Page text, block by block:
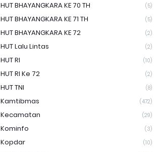
HUT BHAYANGKARA KE 70 TH (5)
HUT BHAYANGKARA KE 71 TH (5)
HUT BHAYANGKARA KE 72 (2)
HUT Lalu Lintas (2)
HUT RI (10)
HUT RI Ke 72 (2)
HUT TNI (8)
Kamtibmas (472)
Kecamatan (29)
Kominfo (3)
Kopdar (10)